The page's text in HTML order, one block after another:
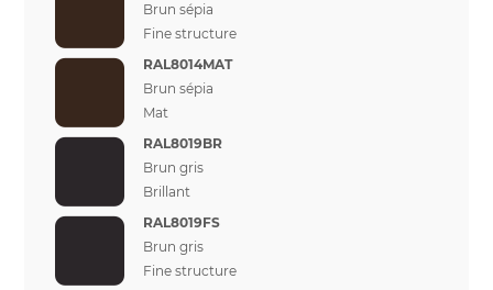
Brun sépia
Fine structure
RAL8014MAT
Brun sépia
Mat
RAL8019BR
Brun gris
Brillant
RAL8019FS
Brun gris
Fine structure